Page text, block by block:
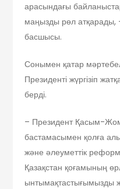
арасындағы
маңызды рөл атқарады,
басшысы.
Сонымен қатар
Президенті жүргізіп
берді.
– Президент Қасым-
бастамасымен қолға
және әлеуметтік
Қазақ­стан қоғамының
ынтымақтастығымызды